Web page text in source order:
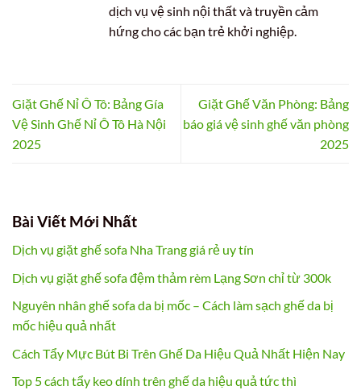
dịch vụ vệ sinh nội thất và truyền cảm
hứng cho các bạn trẻ khởi nghiệp.
Giặt Ghế Nỉ Ô Tô: Bảng Gía
Vệ Sinh Ghế Nỉ Ô Tô Hà Nội
2025
Giặt Ghế Văn Phòng: Bảng
báo giá vệ sinh ghế văn phòng
2025
Bài Viết Mới Nhất
Dịch vụ giặt ghế sofa Nha Trang giá rẻ uy tín
Dịch vụ giặt ghế sofa đệm thảm rèm Lạng Sơn chỉ từ 300k
Nguyên nhân ghế sofa da bị mốc – Cách làm sạch ghế da bị
mốc hiệu quả nhất
Cách Tẩy Mực Bút Bi Trên Ghế Da Hiệu Quả Nhất Hiện Nay
Top 5 cách tẩy keo dính trên ghế da hiệu quả tức thì